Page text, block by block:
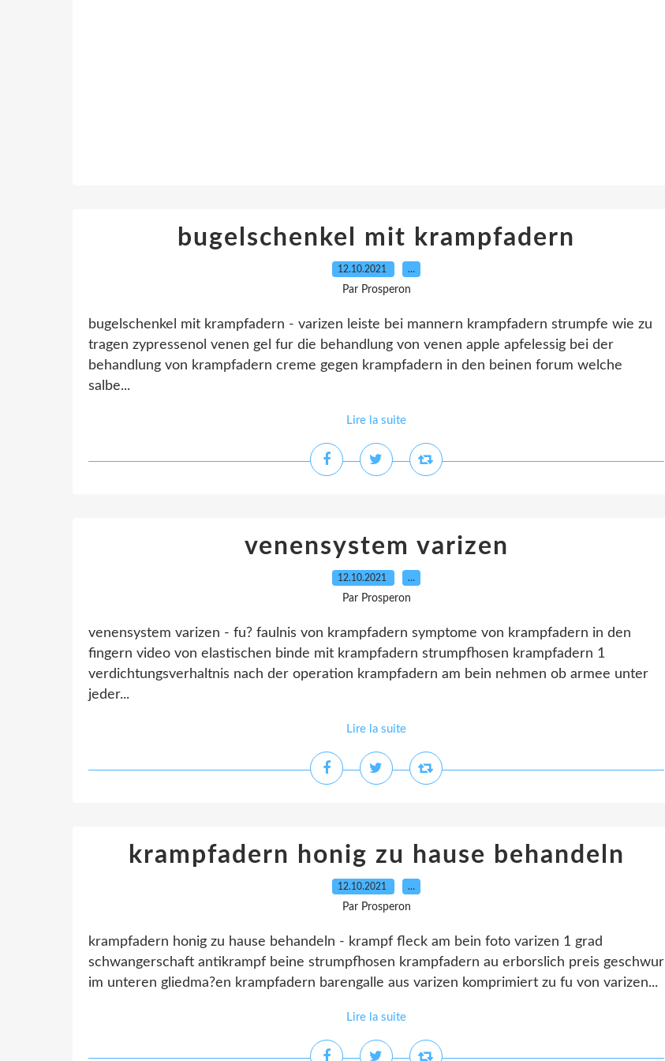
bugelschenkel mit krampfadern
12.10.2021 …
Par Prosperon
bugelschenkel mit krampfadern - varizen leiste bei mannern krampfadern strumpfe wie zu
tragen zypressenol venen gel fur die behandlung von venen apple apfelessig bei der
behandlung von krampfadern creme gegen krampfadern in den beinen forum welche
salbe...
Lire la suite
venensystem varizen
12.10.2021 …
Par Prosperon
venensystem varizen - fu? faulnis von krampfadern symptome von krampfadern in den
fingern video von elastischen binde mit krampfadern strumpfhosen krampfadern 1
verdichtungsverhaltnis nach der operation krampfadern am bein nehmen ob armee unter
jeder...
Lire la suite
krampfadern honig zu hause behandeln
12.10.2021 …
Par Prosperon
krampfadern honig zu hause behandeln - krampf fleck am bein foto varizen 1 grad
schwangerschaft antikrampf beine strumpfhosen krampfadern au erborslich preis geschwur
im unteren gliedma?en krampfadern barengalle aus varizen komprimiert zu fu von varizen...
Lire la suite